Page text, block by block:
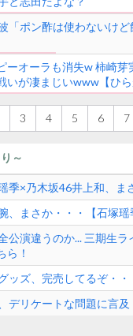
「ポン酢は使わないけ
ーオーラも消失w 柿崎芽
いが凄まじいwww【ひら
3 4 5 6 7
～
季×乃木坂46井上和、ま
、まさか・・・【石塚瑶
公演違うのか... 三期生
ら！
ッズ、完売してるぞ・・
デリケートな問題に言及